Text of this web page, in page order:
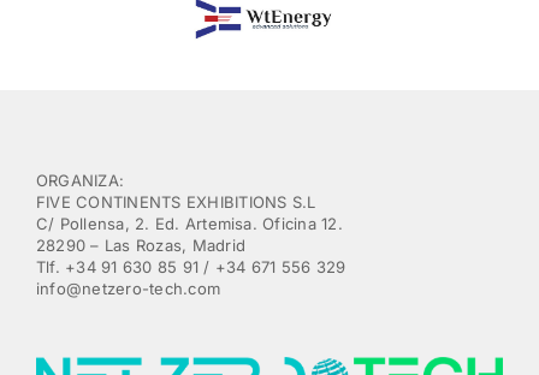
ORGANIZA:
FIVE CONTINENTS EXHIBITIONS S.L
C/ Pollensa, 2. Ed. Artemisa. Oficina 12.
28290 – Las Rozas, Madrid
Tlf. +34 91 630 85 91 / +34 671 556 329
info@netzero-tech.com